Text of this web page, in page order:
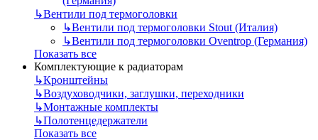
↳Вентили под термоголовки
↳Вентили под термоголовки Stout (Италия)
↳Вентили под термоголовки Oventrop (Германия)
Показать все
Комплектующие к радиаторам
↳Кронштейны
↳Воздуховодчики, заглушки, переходники
↳Монтажные комплекты
↳Полотенцедержатели
Показать все